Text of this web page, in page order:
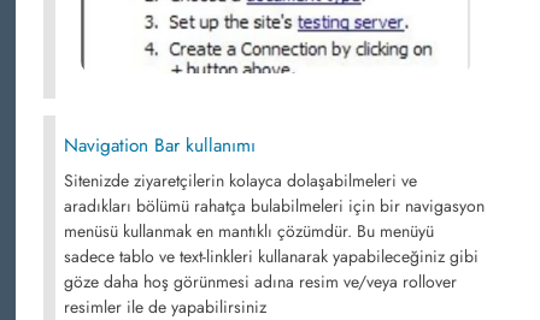
Navigation Bar kullanımı
Sitenizde ziyaretçilerin kolayca dolaşabilmeleri ve
aradıkları bölümü rahatça bulabilmeleri için bir navigasyon
menüsü kullanmak en mantıklı çözümdür. Bu menüyü
sadece tablo ve text-linkleri kullanarak yapabileceğiniz gibi
göze daha hoş görünmesi adına resim ve/veya rollover
resimler ile de yapabilirsiniz